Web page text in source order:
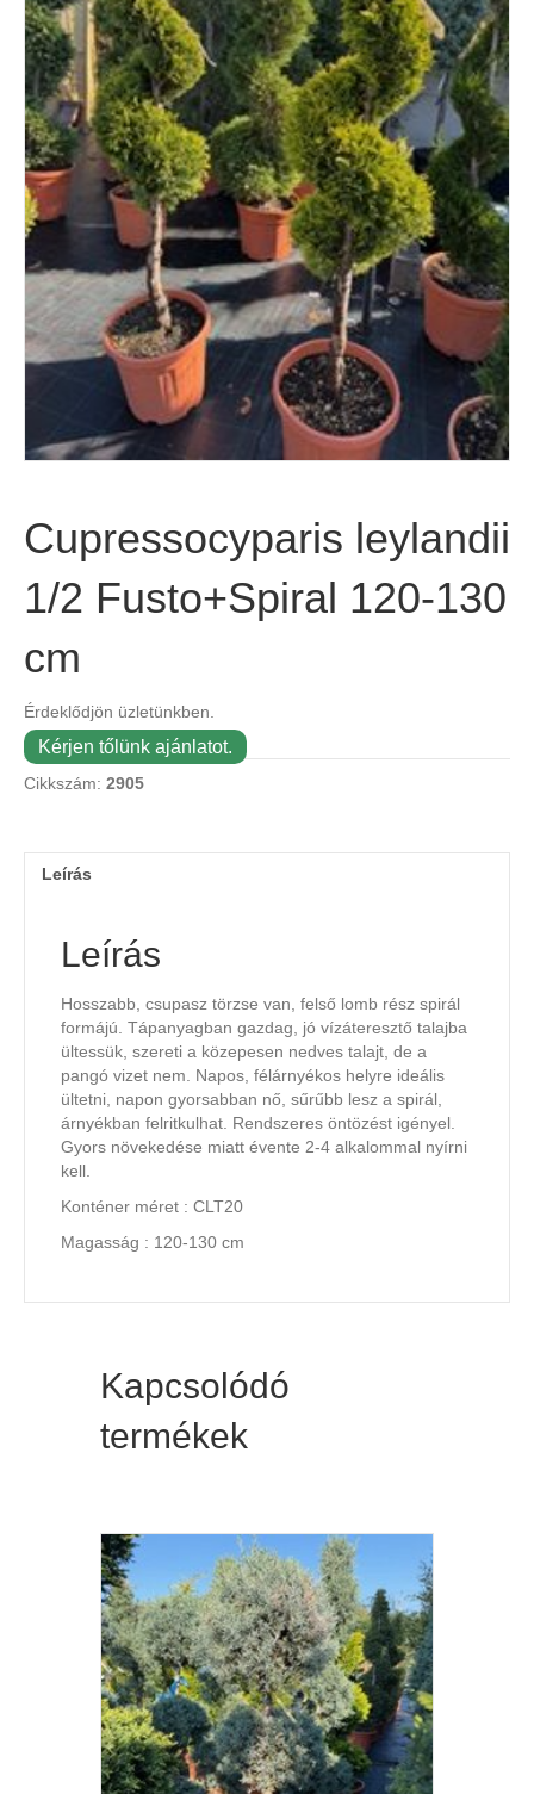
Cupressocyparis leylandii
1/2 Fusto+Spiral 120-130
cm
Érdeklődjön üzletünkben.
Kérjen tőlünk ajánlatot.
Cikkszám: 2905
Leírás
Leírás
Hosszabb, csupasz törzse van, felső lomb rész spirál
formájú. Tápanyagban gazdag, jó vízáteresztő talajba
ültessük, szereti a közepesen nedves talajt, de a
pangó vizet nem. Napos, félárnyékos helyre ideális
ültetni, napon gyorsabban nő, sűrűbb lesz a spirál,
árnyékban felritkulhat. Rendszeres öntözést igényel.
Gyors növekedése miatt évente 2-4 alkalommal nyírni
kell.
Konténer méret : CLT20
Magasság : 120-130 cm
Kapcsolódó
termékek